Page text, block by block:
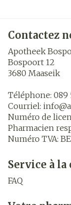
Contactez
Apotheek
Bospoort 12
3680 Maaseik
Téléphone: 089
Courriel: info@
Numéro de
Pharmacien
Numéro TVA:
Service à
FAQ